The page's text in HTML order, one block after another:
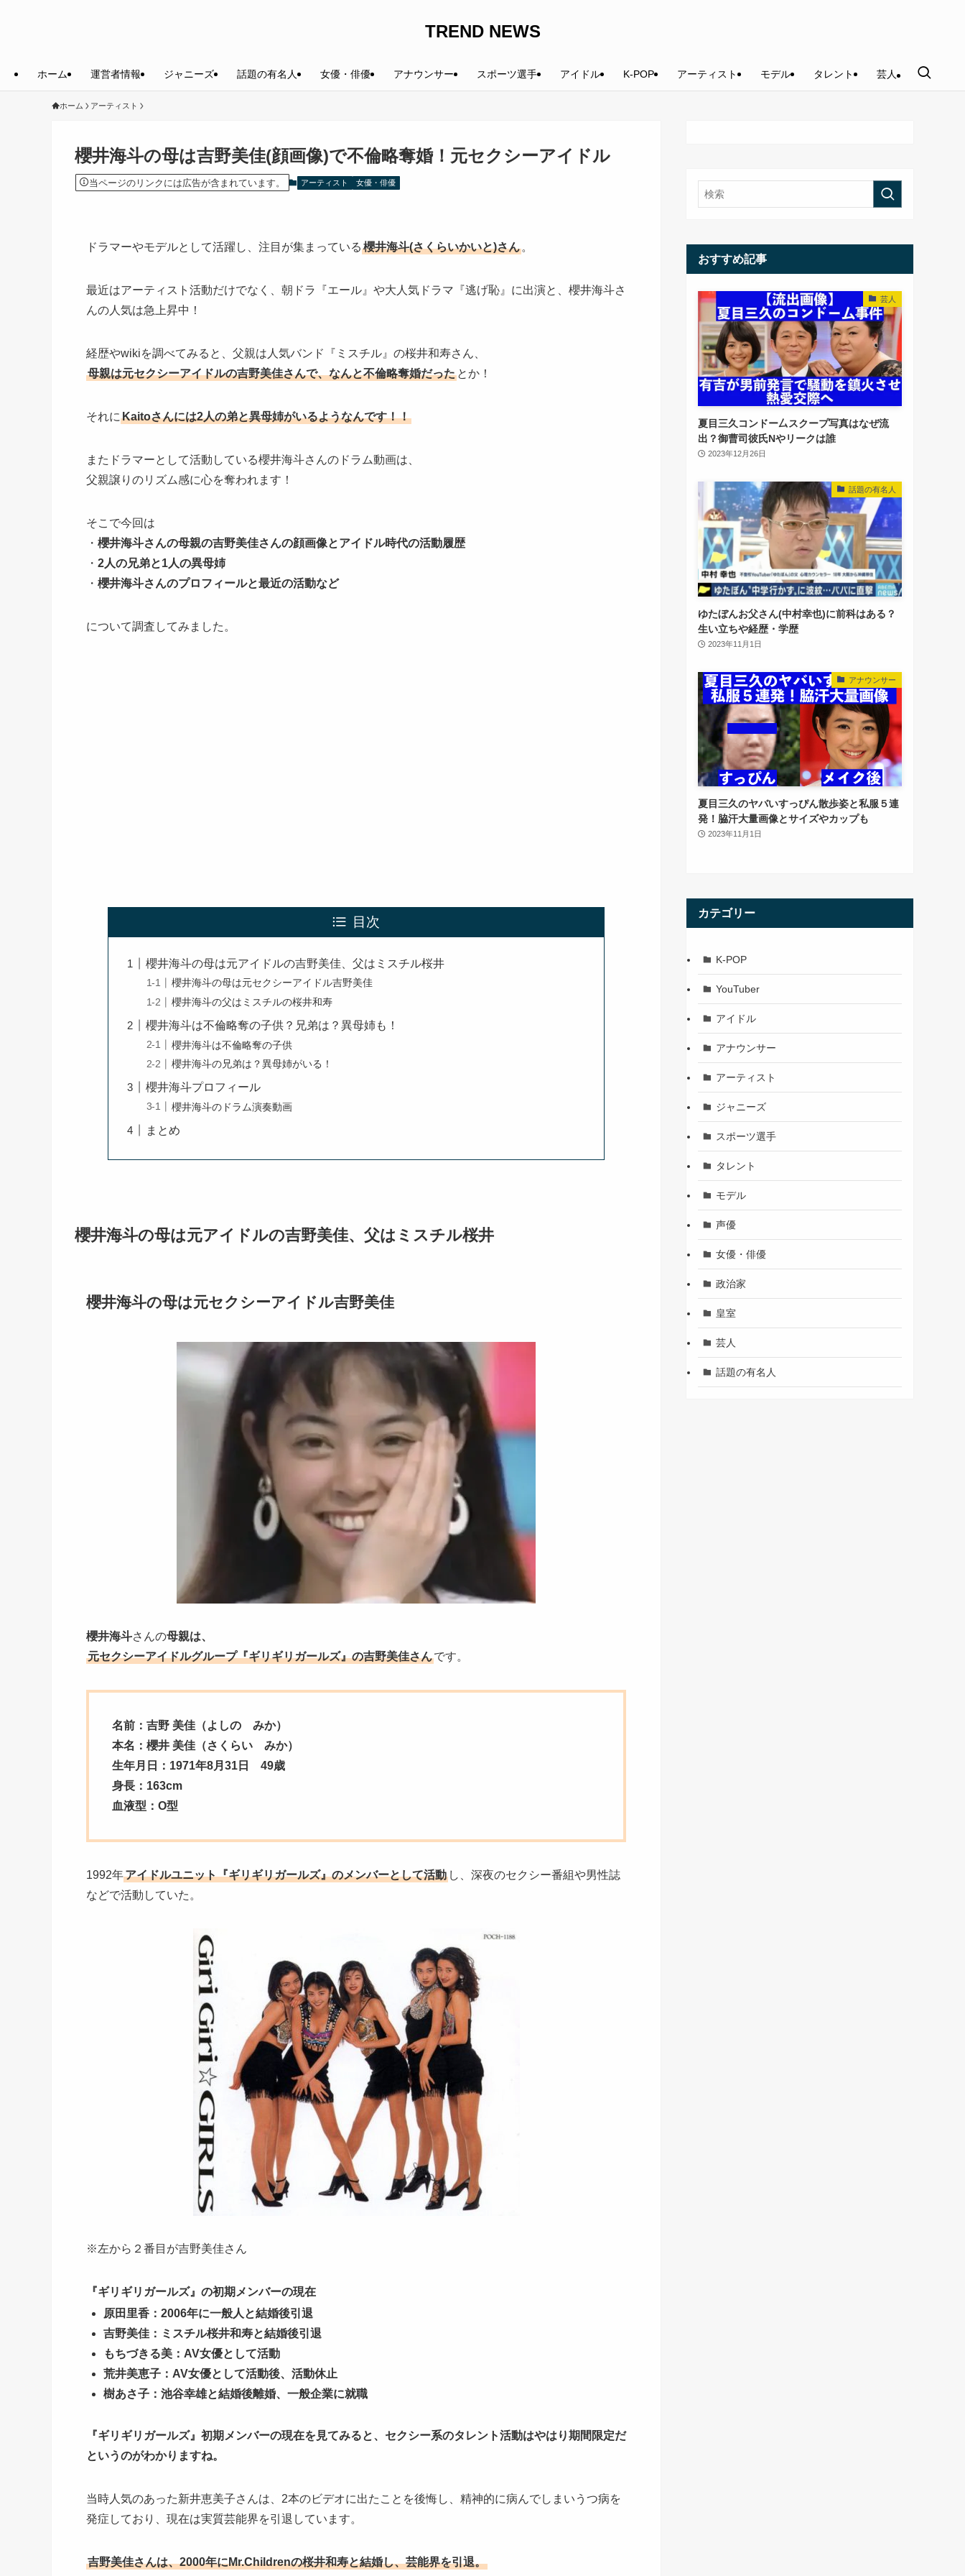
TREND NEWS
ホーム 運営者情報 ジャニーズ 話題の有名人 女優・俳優 アナウンサー スポーツ選手 アイドル K-POP アーティスト モデル タレント 芸人
ホーム アーティスト
櫻井海斗の母は吉野美佳(顔画像)で不倫略奪婚！元セクシーアイドル
当ページのリンクには広告が含まれています。 アーティスト 女優・俳優
ドラマーやモデルとして活躍し、注目が集まっている 櫻井海斗(さくらいかいと)さん 。
最近はアーティスト活動だけでなく、朝ドラ『エール』や大人気ドラマ『逃げ恥』に出演と、櫻井海斗さ
んの人気は急上昇中！
経歴やwikiを調べてみると、父親は人気バンド『ミスチル』の桜井和寿さん、
母親は元セクシーアイドルの吉野美佳さんで、なんと不倫略奪婚だった とか！
それに Kaitoさんには2人の弟と異母姉がいるようなんです！！
またドラマーとして活動している櫻井海斗さんのドラム動画は、
父親譲りのリズム感に心を奪われます！
そこで今回は
・ 櫻井海斗さんの母親の吉野美佳さんの顔画像とアイドル時代の活動履歴
・ 2人の兄弟と1人の異母姉
・ 櫻井海斗さんのプロフィールと最近の活動など
について調査してみました。
目次
櫻井海斗の母は元アイドルの吉野美佳、父はミスチル桜井
櫻井海斗の母は元セクシーアイドル吉野美佳
櫻井海斗の父はミスチルの桜井和寿
櫻井海斗は不倫略奪の子供？兄弟は？異母姉も！
櫻井海斗は不倫略奪の子供
櫻井海斗の兄弟は？異母姉がいる！
櫻井海斗プロフィール
櫻井海斗のドラム演奏動画
まとめ
櫻井海斗の母は元アイドルの吉野美佳、父はミスチル桜井
櫻井海斗の母は元セクシーアイドル吉野美佳
櫻井海斗さんの母親は、
元セクシーアイドルグループ『ギリギリガールズ』の吉野美佳さんです。
名前：吉野 美佳（よしの みか）
本名：櫻井 美佳（さくらい みか）
生年月日：1971年8月31日 49歳
身長：163cm
血液型：O型
1992年アイドルユニット『ギリギリガールズ』のメンバーとして活動 し、深夜のセクシー番組や男性誌
などで活動していた。
※左から２番目が吉野美佳さん
『ギリギリガールズ』の初期メンバーの現在
原田里香：2006年に一般人と結婚後引退
吉野美佳：ミスチル桜井和寿と結婚後引退
もちづきる美：AV女優として活動
荒井美恵子：AV女優として活動後、活動休止
樹あさ子：池谷幸雄と結婚後離婚、一般企業に就職
『ギリギリガールズ』初期メンバーの現在を見てみると、セクシー系のタレント活動はやはり期間限定だ
というのがわかりますね。
当時人気のあった新井恵美子さんは、2本のビデオに出たことを後悔し、精神的に病んでしまいうつ病を
発症しており、現在は実質芸能界を引退しています。
吉野美佳さんは、2000年にMr.Childrenの桜井和寿と結婚し、芸能界を引退。
おすすめ記事
芸人
夏目三久コンドー厶スクープ写真はなぜ流
出？御曹司彼氏Nやリークは誰
2023年12月26日
話題の有名人
ゆたぼんお父さん(中村幸也)に前科はある？
生い立ちや経歴・学歴
2023年11月1日
アナウンサー
夏目三久のヤバいすっぴん散歩姿と私服５連
発！脇汗大量画像とサイズやカップも
2023年11月1日
カテゴリー
K-POP
YouTuber
アイドル
アナウンサー
アーティスト
ジャニーズ
スポーツ選手
タレント
モデル
声優
女優・俳優
政治家
皇室
芸人
話題の有名人